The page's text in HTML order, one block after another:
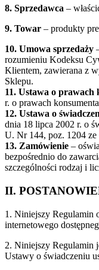
8. Sprzedawca –
9. Towar – produkty
10. Umowa sprzedaży
rozumieniu Kodeksu
Klientem, zawierana z
Sklepu.
11. Ustawa o prawach
r. o prawach
12. Ustawa o
dnia 18 lipca 2002 r. o
U. Nr 144, poz. 1204 ze
13. Zamówienie –
bezpośrednio do
szczególności rodzaj i
II.
1. Niniejszy Regulamin
internetowego
2. Niniejszy Regulamin
Ustawy o świadczeniu